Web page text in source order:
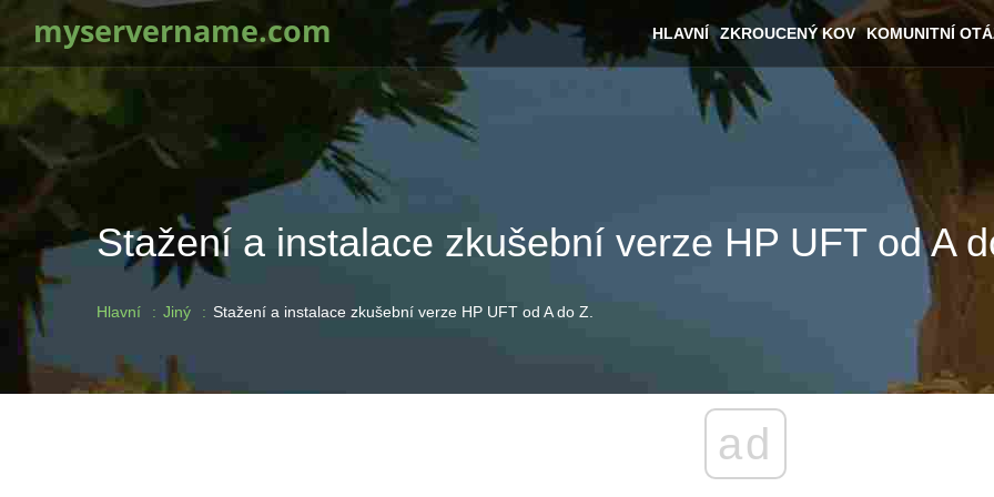
myservername.com HLAVNÍ ZKROUCENÝ KOV KOMUNITNÍ
Stažení a instalace zkušební verze HP UFT od A
Hlavní Jiný Stažení a instalace zkušební verze HP UFT od A do Z.
ad